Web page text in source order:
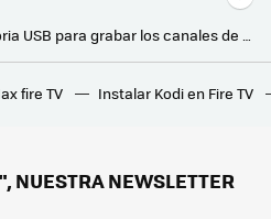
Quiero comprar una memoria USB para grabar los canales de la TDT: esta app gratuita me dice cuál es su capacidad real
Cuando todo está más caro, comprar un televisor sale cada vez mejor de precio: estas son las razones
Michael O’Leary, CEO de Ryanair: "No quiero el dinero. Que vuelen sin maletas"
fire TV Instalar Kodi en Fire TV
NEWSLETTER